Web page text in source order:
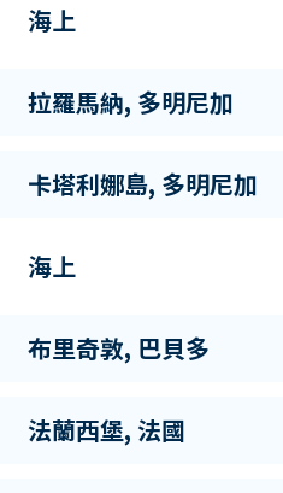
海上
拉羅馬納, 多明尼加
卡塔利娜島, 多明尼加
海上
布里奇敦, 巴貝多
法蘭西堡, 法國